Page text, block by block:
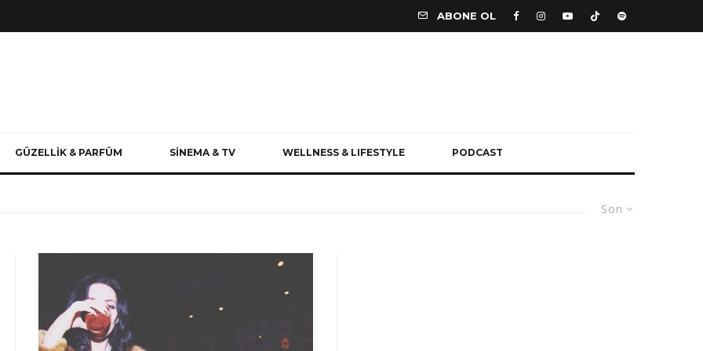
ABONE OL
GÜZELLİK & PARFÜM SİNEMA & TV WELLNESS & LIFESTYLE PODCAST
Son